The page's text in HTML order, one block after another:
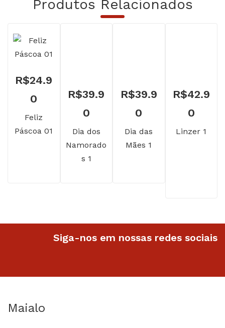
Produtos Relacionados
R$24.9
0
Feliz
Páscoa 01
R$39.9
0
Dia dos
Namorado
s 1
R$39.9
0
Dia das
Mães 1
R$42.9
0
Linzer 1
Siga-nos em nossas redes sociais
Maialo